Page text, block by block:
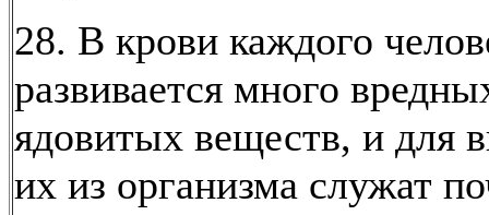
28. В крови каждого
развивается много
ядовитых веществ, и для
их из организма служат